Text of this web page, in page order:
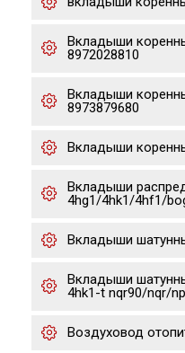
Вкладыши
8972028810
Вкладыши
8973879680
Вкладыши
Вкладыши
4hg1/4hk1/4hf1/
Вкладыши
Вкладыши
4hk1-t nqr90/nqr/
Воздуховод